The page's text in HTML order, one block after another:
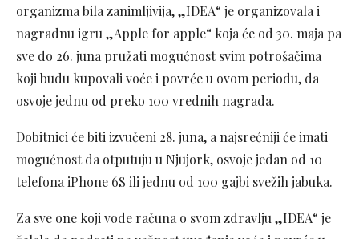
organizma bila zanimljivija, „IDEA“ je organizovala i
nagradnu igru „Apple for apple“ koja će od 30. maja pa
sve do 26. juna pružati mogućnost svim potrošačima
koji budu kupovali voće i povrće u ovom periodu, da
osvoje jednu od preko 100 vrednih nagrada.
Dobitnici će biti izvučeni 28. juna, a najsrećniji će imati
mogućnost da otputuju u Njujork, osvoje jedan od 10
telefona iPhone 6S ili jednu od 100 gajbi svežih jabuka.
Za sve one koji vode računa o svom zdravlju „IDEA“ je